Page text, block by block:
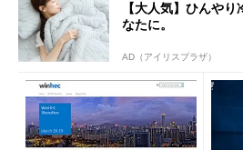
【大人気】ひんや
なたに。
AD（アイリスプラザ）